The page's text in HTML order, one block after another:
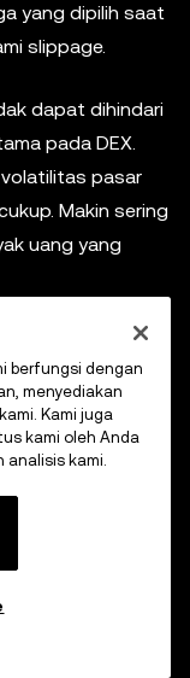
yang dipilih saat
slippage.
dapat dihindari
pada DEX.
pasar
Makin sering
uang yang
Slippage?
tetapi
dengan
mapan.
membuat order
berfungsi dengan
menyediakan
Kami juga
kami oleh Anda
analisis kami.